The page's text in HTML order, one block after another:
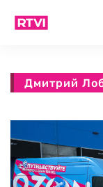
Дмитрий